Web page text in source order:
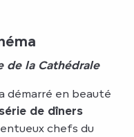
de la Cathédrale
démarré en beauté
de dîners
chefs du